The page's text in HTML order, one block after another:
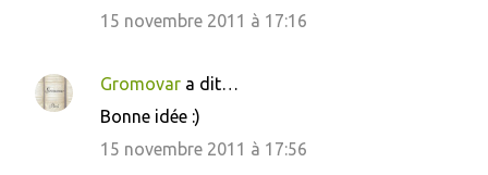
15 novembre 2011 à 17:16
Gromovar a dit…
Bonne idée :)
15 novembre 2011 à 17:56